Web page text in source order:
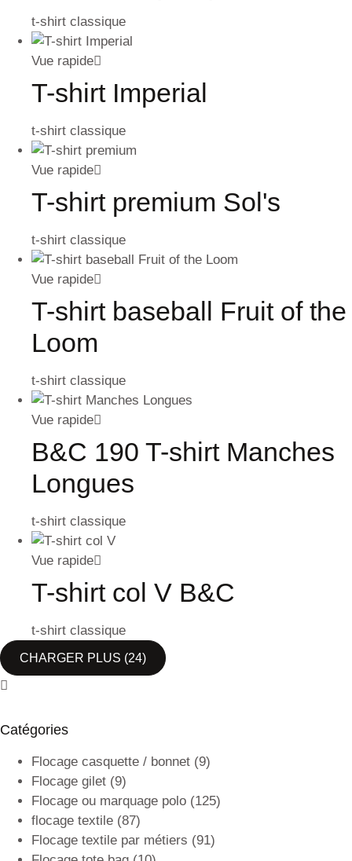
t-shirt classique
Vue rapide
T-shirt Imperial
t-shirt classique
Vue rapide
T-shirt premium Sol's
t-shirt classique
Vue rapide
T-shirt baseball Fruit of the
Loom
t-shirt classique
Vue rapide
B&C 190 T-shirt Manches
Longues
t-shirt classique
Vue rapide
T-shirt col V B&C
t-shirt classique
CHARGER PLUS (24)
Catégories
Flocage casquette / bonnet (9)
Flocage gilet (9)
Flocage ou marquage polo (125)
flocage textile (87)
Flocage textile par métiers (91)